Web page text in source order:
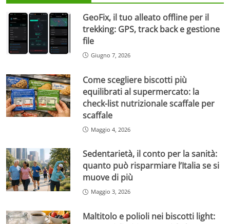
GeoFix, il tuo alleato offline per il
trekking: GPS, track back e gestione
file
Giugno 7, 2026
Come scegliere biscotti più
equilibrati al supermercato: la
check-list nutrizionale scaffale per
scaffale
Maggio 4, 2026
Sedentarietà, il conto per la sanità:
quanto può risparmiare l’Italia se si
muove di più
Maggio 3, 2026
Maltitolo e polioli nei biscotti light: